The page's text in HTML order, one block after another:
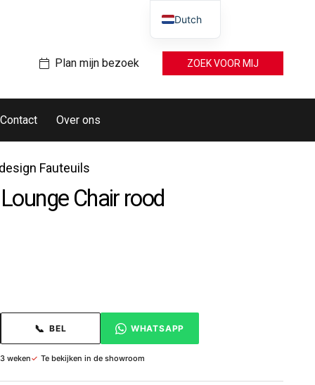
Plan mijn bezoek ZOEK VOOR MIJ
Contact Over ons
Fauteuils
Chair rood
📞 BEL WHATSAPP
weken✓ Te bekijken in de showroom
Dutch